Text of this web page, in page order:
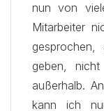
nun von
Mitarbeiter
geben,
außerhalb.
kann ich